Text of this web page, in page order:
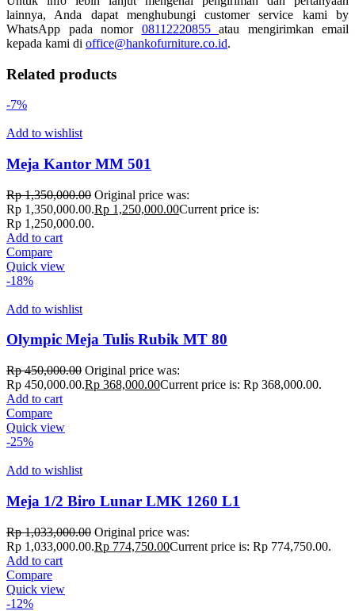
lainnya, Anda dapat menghubungi customer service kami by
WhatsApp pada nomor 08112220855 atau mengirimkan email
kepada kami di office@hankofurniture.co.id.
Related products
-7%
Add to wishlist
Meja Kantor MM 501
Rp1,350,000.00 Original price was:
Rp 1,350,000.00.Rp 1,250,000.00Current price is:
Rp 1,250,000.00.
Add to cart
Compare
Quick view
-18%
Add to wishlist
Olympic Meja Tulis Rubik MT 80
Rp450,000.00 Original price was:
Rp 450,000.00.Rp 368,000.00Current price is: Rp 368,000.00.
Add to cart
Compare
Quick view
-25%
Add to wishlist
Meja 1/2 Biro Lunar LMK 1260 L1
Rp1,033,000.00 Original price was:
Rp 1,033,000.00.Rp 774,750.00Current price is: Rp 774,750.00.
Add to cart
Compare
Quick view
-12%